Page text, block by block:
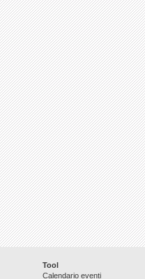
Tool
Calendario eventi